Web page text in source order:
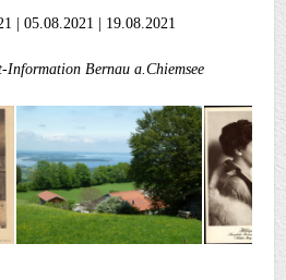
| 05.08.2021 | 19.08.2021
Information Bernau a.Chiemsee